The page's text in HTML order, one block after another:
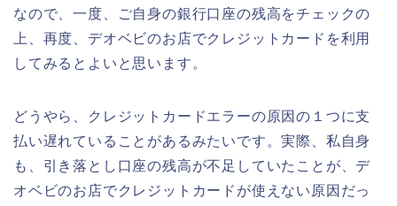
なので、一度、ご自身の銀行口座の残高をチェックの
上、再度、デオベビのお店でクレジットカードを利用
してみるとよいと思います。
どうやら、クレジットカードエラーの原因の１つに支
払い遅れていることがあるみたいです。実際、私自身
も、引き落とし口座の残高が不足していたことが、デ
オベビのお店でクレジットカードが使えない原因だっ